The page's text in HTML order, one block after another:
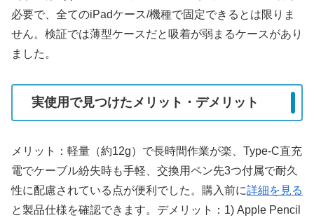
必要で、全てのiPadケース/機種で固定できるとは限りま
せん。検証では薄型ケースだと吸着が弱まるケースがあり
ました。
実使用で見つけたメリット・デメリット
メリット：軽量（約12g）で長時間作業が楽、Type-C直充
電でケーブル紛失時も手軽、交換用ペン先3つ付属で耐久
性に配慮されている点が便利でした。購入前に詳細を見る
と製品仕様を確認できます。デメリット：1) Apple Pencil